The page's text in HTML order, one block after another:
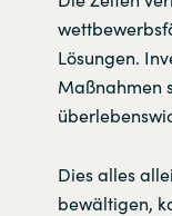
Lösungen.
Maßnahmen
Dies alles
bewältigen,